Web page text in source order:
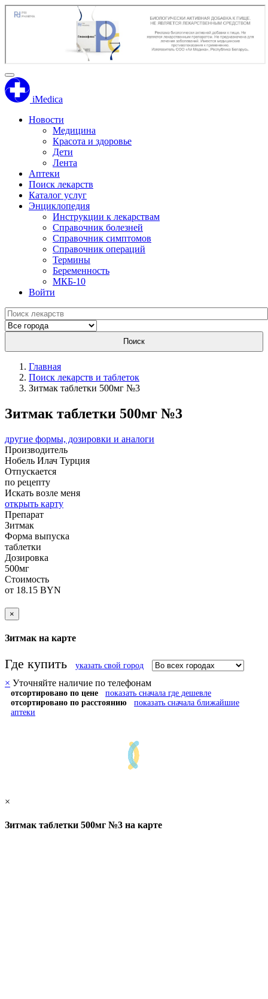
iMedica
Новости
Медицина
Красота и здоровье
Дети
Лента
Аптеки
Поиск лекарств
Каталог услуг
Энциклопедия
Инструкции к лекарствам
Справочник болезней
Справочник симптомов
Справочник операций
Термины
Беременность
МКБ-10
Войти
Поиск
Главная
Поиск лекарств и таблеток
Зитмак таблетки 500мг №3
Зитмак таблетки 500мг №3
другие формы, дозировки и аналоги
Производитель
Нобель Илач Турция
Отпускается
по рецепту
Искать возле меня
открыть карту
Препарат
Зитмак
Форма выпуска
таблетки
Дозировка
500мг
Стоимость
от 18.15 BYN
×
Зитмак на карте
Где купить указать свой город
× Уточняйте наличие по телефонам
отсортировано по цене
показать сначала где дешевле
отсортировано по расстоянию
показать сначала ближайшие
аптеки
×
Зитмак таблетки 500мг №3 на карте